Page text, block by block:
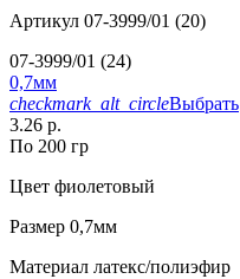
Артикул 07-3999/01 (20)
07-3999/01 (24)
0,7мм
checkmark_alt_circleВыбрать
3.26 р.
По 200 гр
Цвет фиолетовый
Размер 0,7мм
Материал латекс/полиэфир